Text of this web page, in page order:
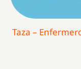
Taza –